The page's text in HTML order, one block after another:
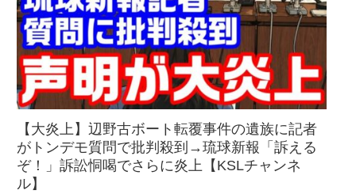
【大炎上】辺野古ボート転覆事件の遺族に記者
がトンデモ質問で批判殺到→琉球新報「訴える
ぞ！」訴訟恫喝でさらに炎上【KSLチャンネ
ル】